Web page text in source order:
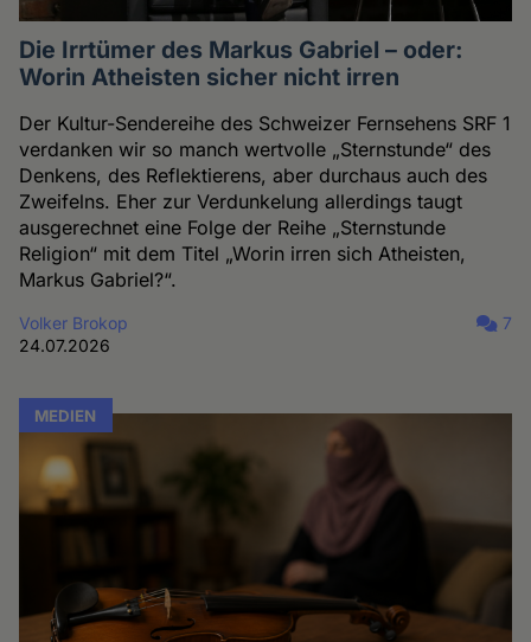
Die Irrtümer des Markus Gabriel – oder:
Worin Atheisten sicher nicht irren
Der Kultur-Sendereihe des Schweizer Fernsehens SRF 1
verdanken wir so manch wertvolle „Sternstunde“ des
Denkens, des Reflektierens, aber durchaus auch des
Zweifelns. Eher zur Verdunkelung allerdings taugt
ausgerechnet eine Folge der Reihe „Sternstunde
Religion“ mit dem Titel „Worin irren sich Atheisten,
Markus Gabriel?“.
Volker Brokop
24.07.2026
7
MEDIEN